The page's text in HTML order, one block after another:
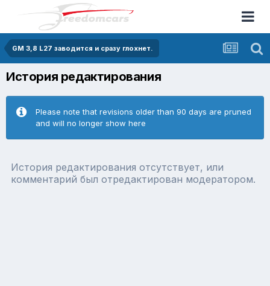
GM 3,8 L27 заводится и сразу глохнет.
История редактирования
Please note that revisions older than 90 days are pruned
and will no longer show here
История редактирования отсутствует, или
комментарий был отредактирован модератором.